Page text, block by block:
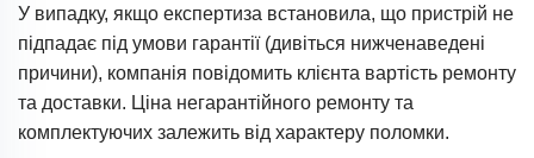
У випадку, якщо експертиза встановила, що пристрій не
підпадає під умови гарантії (дивіться нижченаведені
причини), компанія повідомить клієнта вартість ремонту
та доставки. Ціна негарантійного ремонту та
комплектуючих залежить від характеру поломки.